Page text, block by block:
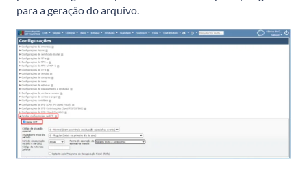
para a geração do arquivo.